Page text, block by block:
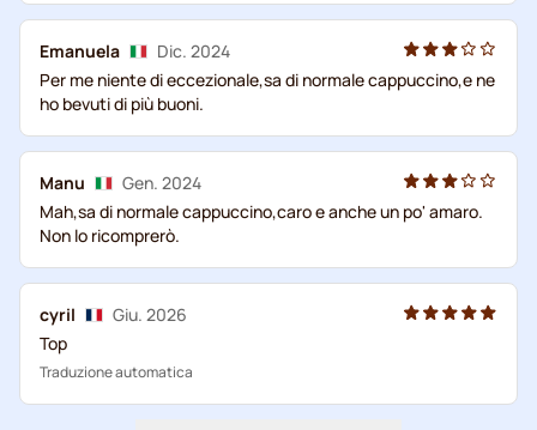
Emanuela
Dic. 2024
Per me niente di eccezionale,sa di normale cappuccino,e ne
ho bevuti di più buoni.
Manu
Gen. 2024
Mah,sa di normale cappuccino,caro e anche un po' amaro.
Non lo ricomprerò.
cyril
Giu. 2026
Top
Traduzione automatica